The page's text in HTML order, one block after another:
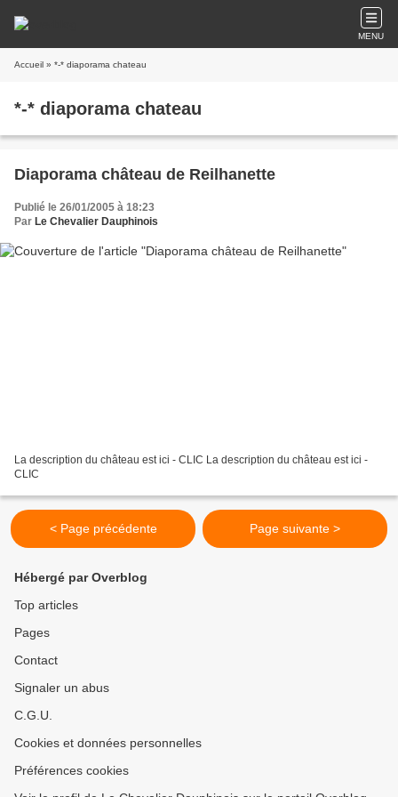
MENU
Accueil » *-* diaporama chateau
*-* diaporama chateau
Diaporama château de Reilhanette
Publié le 26/01/2005 à 18:23
Par Le Chevalier Dauphinois
La description du château est ici - CLIC La description du château est ici -
CLIC
< Page précédente Page suivante >
Hébergé par Overblog
Top articles
Pages
Contact
Signaler un abus
C.G.U.
Cookies et données personnelles
Préférences cookies